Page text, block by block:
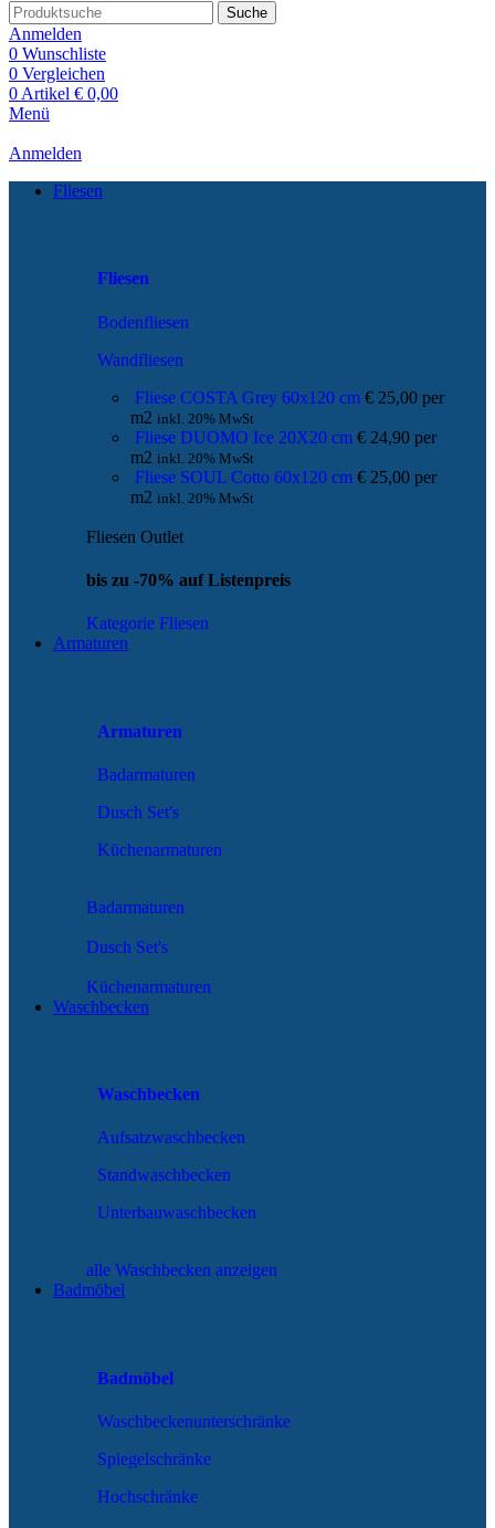
Suche
Anmelden
0 Wunschliste
0 Vergleichen
0 Artikel € 0,00
Menü
Anmelden
Fliesen
Fliesen
Bodenfliesen
Wandfliesen
Fliese COSTA Grey 60x120 cm € 25,00 per
m2 inkl. 20% MwSt
Fliese DUOMO Ice 20X20 cm € 24,90 per
m2 inkl. 20% MwSt
Fliese SOUL Cotto 60x120 cm € 25,00 per
m2 inkl. 20% MwSt
Fliesen Outlet
bis zu -70% auf Listenpreis
Kategorie Fliesen
Armaturen
Armaturen
Badarmaturen
Dusch Set's
Küchenarmaturen
Badarmaturen
Dusch Set's
Küchenarmaturen
Waschbecken
Waschbecken
Aufsatzwaschbecken
Standwaschbecken
Unterbauwaschbecken
alle Waschbecken anzeigen
Badmöbel
Badmöbel
Waschbeckenunterschränke
Spiegelschränke
Hochschränke